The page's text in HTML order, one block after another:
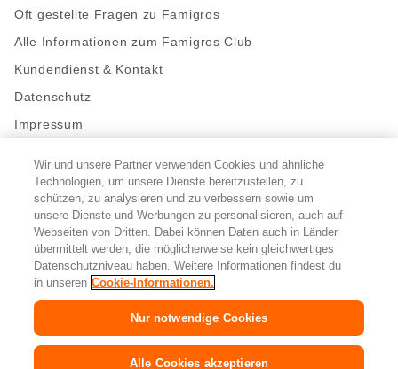
Oft gestellte Fragen zu Famigros
Alle Informationen zum Famigros Club
Kundendienst & Kontakt
Datenschutz
Impressum
Bleibe mit uns in Kontakt
Facebook
https://twitter.com/migros
https://www.youtube.com/user/
PinterestInstagram
Cookie-Einstellungen
© 2026 Migros-Genossenschafts-Bund
FR IT
Wir und unsere Partner verwenden Cookies und ähnliche
Technologien, um unsere Dienste bereitzustellen, zu
schützen, zu analysieren und zu verbessern sowie um
unsere Dienste und Werbungen zu personalisieren, auch auf
Webseiten von Dritten. Dabei können Daten auch in Länder
übermittelt werden, die möglicherweise kein gleichwertiges
Datenschutzniveau haben. Weitere Informationen findest du
in unseren Cookie-Informationen.
Nur notwendige Cookies
Alle Cookies akzeptieren